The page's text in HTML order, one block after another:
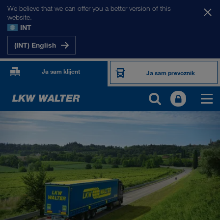
We believe that we can offer you a better version of this
website.
INT
(INT) English
Ja sam klijent Ja sam prevoznik
Drumski transport
Digitalna rešenja
Kombinovani transport